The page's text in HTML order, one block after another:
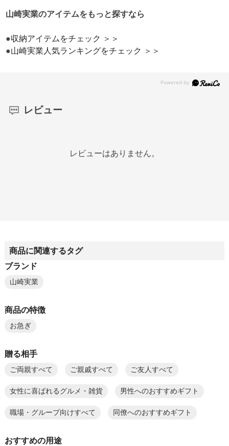
山崎実業のアイテムをもっと探すなら
●収納アイテムをチェック ＞＞
●山崎実業人気ランキングをチェック ＞＞
レビュー
レビューはありません。
商品に関連するタグ
ブランド
山崎実業
商品の特徴
お急ぎ
贈る相手
ご両親すべて ご親戚すべて ご友人すべて
女性に喜ばれるグルメ・雑貨 男性へのおすすめギフト
職場・グループ向けすべて 同僚へのおすすめギフト
おすすめの用途